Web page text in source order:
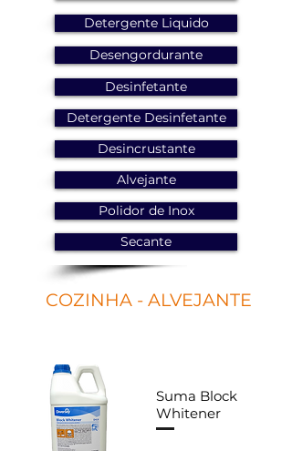
Detergente Liquido
Desengordurante
Desinfetante
Detergente Desinfetante
Desincrustante
Alvejante
Polidor de Inox
Secante
Suma Block
Whitener
COZINHA - ALVEJANTE